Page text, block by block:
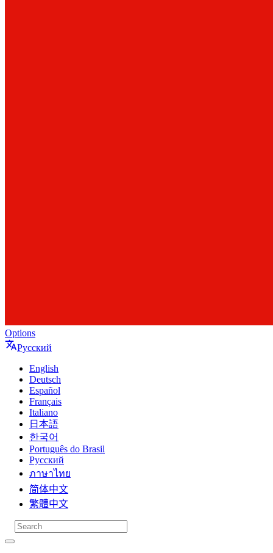
Options
Русский
English
Deutsch
Español
Français
Italiano
日本語
한국어
Português do Brasil
Русский
ภาษาไทย
简体中文
繁體中文